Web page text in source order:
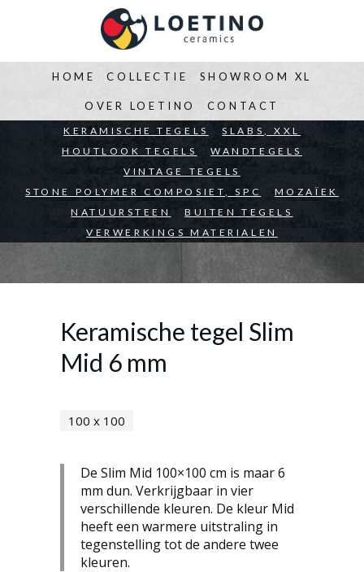
HOME
BEDRIJVEN ARCHITECTEN PARTICULIEREN
COLLECTIE
KERAMISCHE TEGELS
SLABS, XXL
HOUTLOOK TEGELS
WANDTEGELS
VINTAGE TEGELS
STONE POLYMER COMPOSIET, SPC
MOZAÏEK
NATUURSTEEN
BUITEN TEGELS
VERWERKINGS MATERIALEN
SHOWROOM XL
OVER LOETINO CONTACT
Keramische tegel Slim
Mid 6 mm
100 x 100
De Slim Mid 100×100 cm is maar 6
mm dun. Verkrijgbaar in vier
verschillende kleuren. De kleur Mid
heeft een warmere uitstraling in
tegenstelling tot de andere twee
kleuren.